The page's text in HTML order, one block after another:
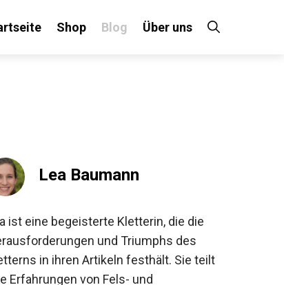
Shop Blog Über uns
Lea Baumann
ist eine begeisterte Kletterin, die die
und Triumphs des
in ihren Artikeln festhält. Sie teilt
Erfahrungen von Fels- und